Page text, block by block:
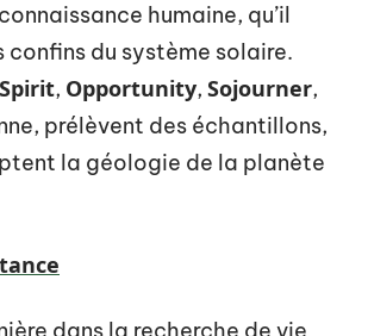
humaine, qu’il
confins du système solaire.
Spirit, Opportunity, Sojourner,
prélèvent des échantillons,
la géologie de la planète